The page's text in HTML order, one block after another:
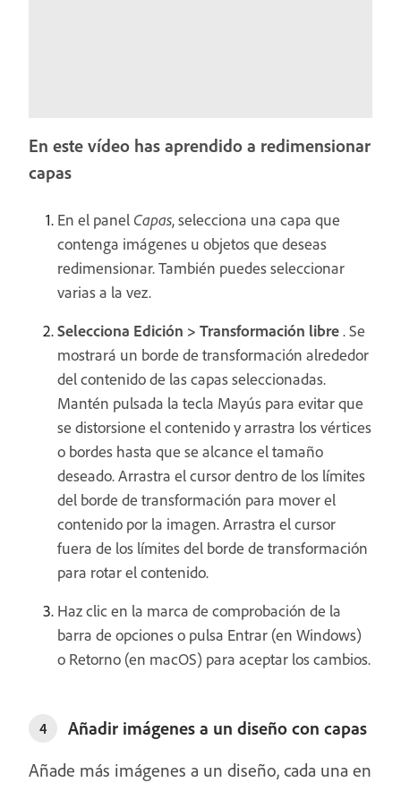
En este vídeo has aprendido a redimensionar
capas
En el panel Capas, selecciona una capa que
contenga imágenes u objetos que deseas
redimensionar. También puedes seleccionar
varias a la vez.
Selecciona Edición > Transformación libre. Se
mostrará un borde de transformación alrededor
del contenido de las capas seleccionadas.
Mantén pulsada la tecla Mayús para evitar que
se distorsione el contenido y arrastra los vértices
o bordes hasta que se alcance el tamaño
deseado. Arrastra el cursor dentro de los límites
del borde de transformación para mover el
contenido por la imagen. Arrastra el cursor
fuera de los límites del borde de transformación
para rotar el contenido.
Haz clic en la marca de comprobación de la
barra de opciones o pulsa Entrar (en Windows)
o Retorno (en macOS) para aceptar los cambios.
4
Añadir imágenes a un diseño con capas
Añade más imágenes a un diseño, cada una en